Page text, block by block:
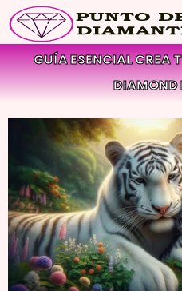
GUÍA ESENCIAL CREA
DIAMOND